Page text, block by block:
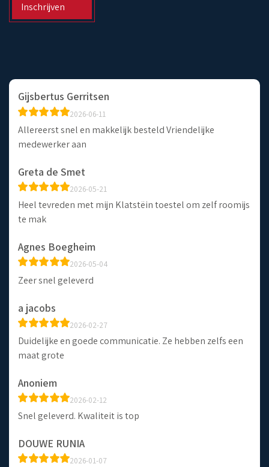
Inschrijven
Gijsbertus Gerritsen
2026-06-11
Allereerst snel en makkelijk besteld Vriendelijke
medewerker aan
Greta de Smet
2026-05-21
Heel tevreden met mijn Klatstëin toestel om zelf roomijs
te mak
Agnes Boegheim
2026-05-04
Zeer snel geleverd
a jacobs
2026-02-27
Duidelijke en goede communicatie. Ze hebben zelfs een
maat grote
Anoniem
2026-02-12
Snel geleverd. Kwaliteit is top
DOUWE RUNIA
2026-01-07